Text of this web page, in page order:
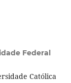
Federal
Católica